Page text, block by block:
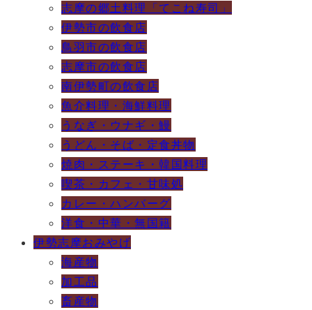
志摩の郷土料理「てこね寿司」
伊勢市の飲食店
鳥羽市の飲食店
志摩市の飲食店
南伊勢町の飲食店
魚介料理・海鮮料理
うなぎ・ウナギ・鰻
うどん・そば・定食丼物
焼肉・ステーキ・韓国料理
喫茶・カフェ・甘味処
カレー・ハンバーグ
洋食・中華・無国籍
伊勢志摩おみやげ
海産物
加工品
畜産物